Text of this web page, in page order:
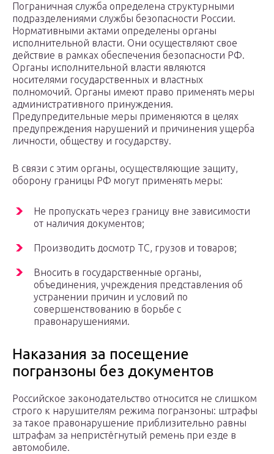
Пограничная служба определена структурными
подразделениями службы безопасности России.
Нормативными актами определены органы
исполнительной власти. Они осуществляют свое
действие в рамках обеспечения безопасности РФ.
Органы исполнительной власти являются
носителями государственных и властных
полномочий. Органы имеют право применять меры
административного принуждения.
Предупредительные меры применяются в целях
предупреждения нарушений и причинения ущерба
личности, обществу и государству.
В связи с этим органы, осуществляющие защиту,
оборону границы РФ могут применять меры:
Не пропускать через границу вне зависимости
от наличия документов;
Производить досмотр ТС, грузов и товаров;
Вносить в государственные органы,
объединения, учреждения представления об
устранении причин и условий по
совершенствованию в борьбе с
правонарушениями.
Наказания за посещение
погранзоны без документов
Российское законодательство относится не слишком
строго к нарушителям режима погранзоны: штрафы
за такое правонарушение приблизительно равны
штрафам за непристёгнутый ремень при езде в
автомобиле.